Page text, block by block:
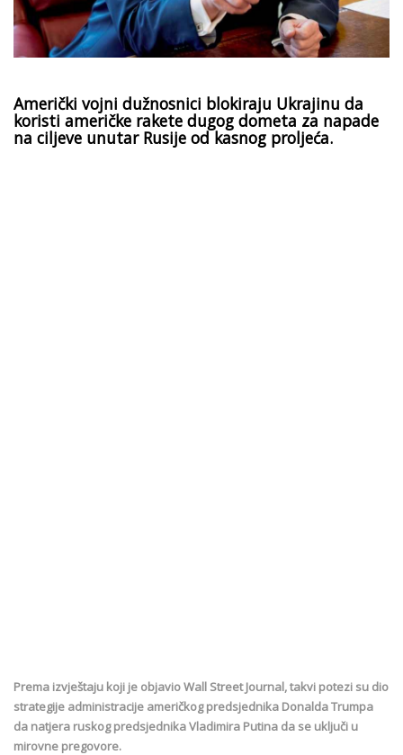
Američki vojni dužnosnici blokiraju Ukrajinu da
koristi američke rakete dugog dometa za napade
na ciljeve unutar Rusije od kasnog proljeća.
Prema izvještaju koji je objavio Wall Street Journal, takvi potezi su dio
strategije administracije američkog predsjednika Donalda Trumpa
da natjera ruskog predsjednika Vladimira Putina da se uključi u
mirovne pregovore.